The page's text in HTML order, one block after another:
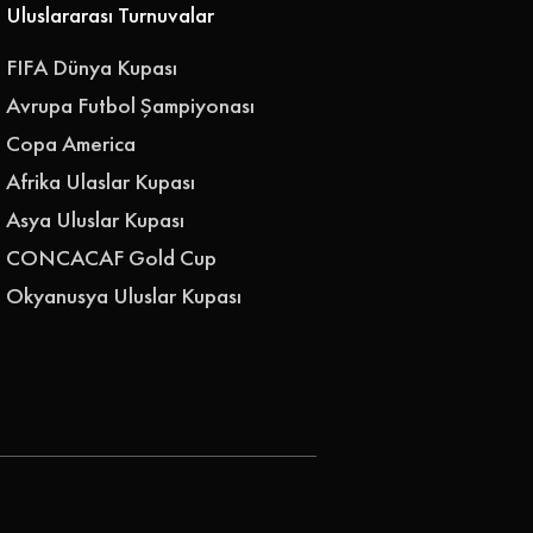
Uluslararası Turnuvalar
FIFA Dünya Kupası
Avrupa Futbol Şampiyonası
Copa America
Afrika Ulaslar Kupası
Asya Uluslar Kupası
CONCACAF Gold Cup
Okyanusya Uluslar Kupası